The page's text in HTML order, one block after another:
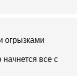
огрызками
все с